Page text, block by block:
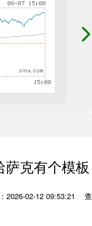
克有个模板
2026-02-12 09:53:21
查